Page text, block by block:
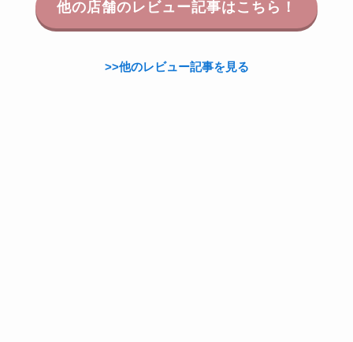
他の店舗のレビュー記事はこちら！
>>他のレビュー記事を見る